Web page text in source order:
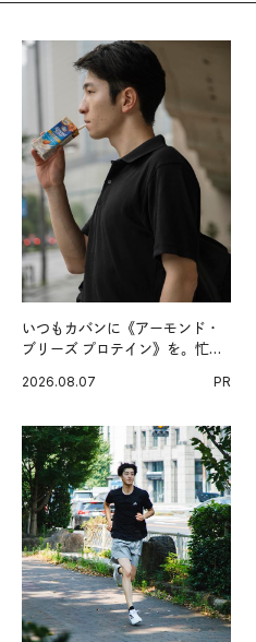
いつもカバンに《アーモンド・
ブリーズ プロテイン》を。忙し
グ習慣。
2026.08.07 PR